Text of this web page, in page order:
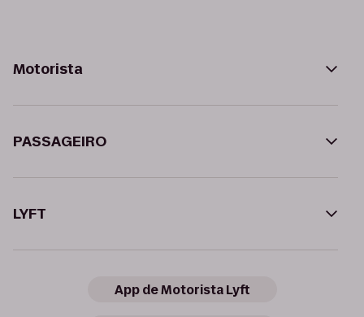
Motorista
PASSAGEIRO
LYFT
App de Motorista Lyft